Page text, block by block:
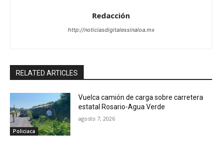
Redacción
http://noticiasdigitalessinaloa.mx
RELATED ARTICLES
Policiaca
Vuelca camión de carga sobre carretera
estatal Rosario-Agua Verde
agosto 7, 2026